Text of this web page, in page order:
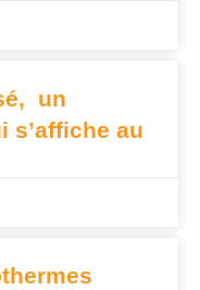
un
s’affiche au